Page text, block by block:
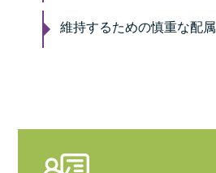
維持するための慎重な配属